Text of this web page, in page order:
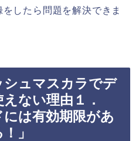
したら問題を解決できま
シュマスカラでデ
ない理由１．
には有効期限があ
」